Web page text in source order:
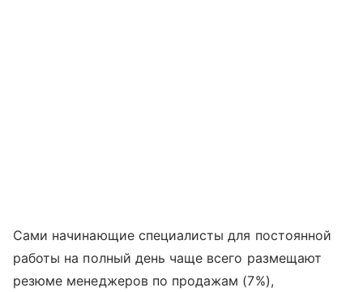
Сами начинающие специалисты для постоянной
работы на полный день чаще всего размещают
резюме менеджеров по продажам (7%),